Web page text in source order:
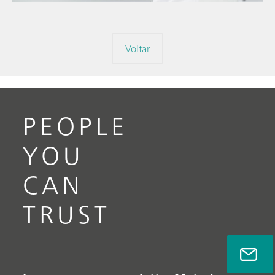
Voltar
PEOPLE
YOU
CAN
TRUST